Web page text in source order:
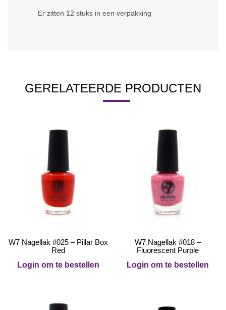
Er zitten 12 stuks in een verpakking
GERELATEERDE PRODUCTEN
W7 Nagellak #025 – Pillar Box
Red
Login om te bestellen
W7 Nagellak #018 –
Fluorescent Purple
Login om te bestellen